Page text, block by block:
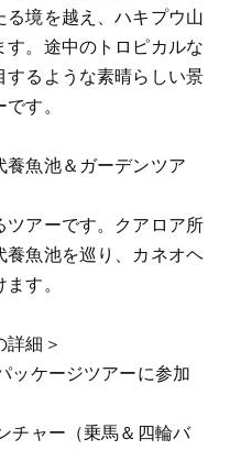
境を越え、ハキプウ山
。途中のトロピカルな
るような素晴らしい景
す。
魚池＆ガーデンツア
ツアーです。クアロア所
魚池を巡り、カネオヘ
す。
詳細＞
ッケージツアーに参加
ャー（乗馬＆四輪バ